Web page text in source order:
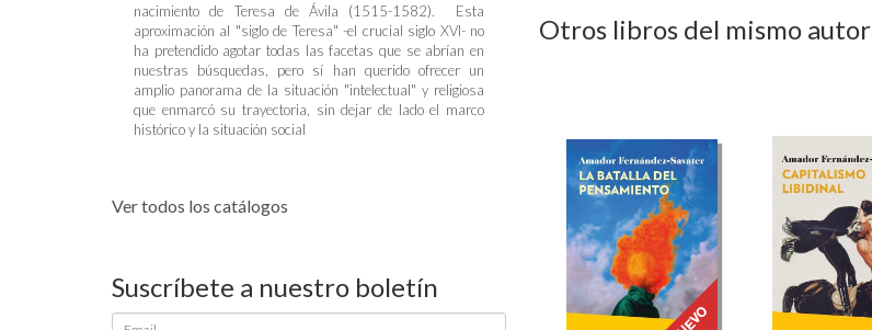
nacimiento de Teresa de Ávila (1515-1582). Esta
aproximación al "siglo de Teresa" -el crucial siglo XVI- no
ha pretendido agotar todas las facetas que se abrían en
nuestras búsquedas, pero sí han querido ofrecer un
amplio panorama de la situación "intelectual" y religiosa
que enmarcó su trayectoria, sin dejar de lado el marco
histórico y la situación social
Ver todos los catálogos
Suscríbete a nuestro boletín
Otros libros del mismo autor